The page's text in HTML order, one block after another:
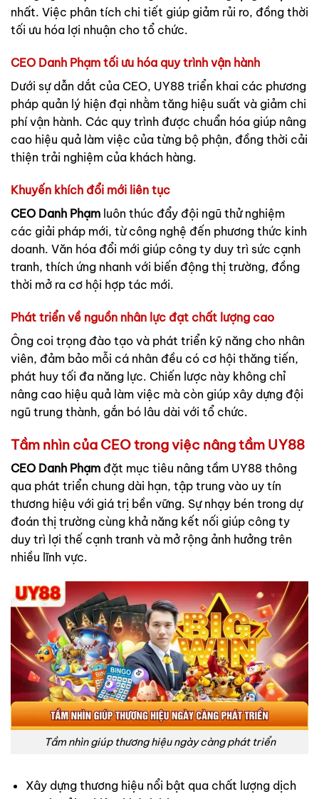
nhất. Việc phân tích chi tiết giúp giảm rủi ro, đồng thời
tối ưu hóa lợi nhuận cho tổ chức.
CEO Danh Phạm tối ưu hóa quy trình vận hành
Dưới sự dẫn dắt của CEO, UY88 triển khai các phương
pháp quản lý hiện đại nhằm tăng hiệu suất và giảm chi
phí vận hành. Các quy trình được chuẩn hóa giúp nâng
cao hiệu quả làm việc của từng bộ phận, đồng thời cải
thiện trải nghiệm của khách hàng.
Khuyến khích đổi mới liên tục
CEO Danh Phạm luôn thúc đẩy đội ngũ thử nghiệm
các giải pháp mới, từ công nghệ đến phương thức kinh
doanh. Văn hóa đổi mới giúp công ty duy trì sức cạnh
tranh, thích ứng nhanh với biến động thị trường, đồng
thời mở ra cơ hội hợp tác mới.
Phát triển về nguồn nhân lực đạt chất lượng cao
Ông coi trọng đào tạo và phát triển kỹ năng cho nhân
viên, đảm bảo mỗi cá nhân đều có cơ hội thăng tiến,
phát huy tối đa năng lực. Chiến lược này không chỉ
nâng cao hiệu quả làm việc mà còn giúp xây dựng đội
ngũ trung thành, gắn bó lâu dài với tổ chức.
Tầm nhìn của CEO trong việc nâng tầm UY88
CEO Danh Phạm đặt mục tiêu nâng tầm UY88 thông
qua phát triển chung dài hạn, tập trung vào uy tín
thương hiệu với giá trị bền vững. Sự nhạy bén trong dự
đoán thị trường cùng khả năng kết nối giúp công ty
duy trì lợi thế cạnh tranh và mở rộng ảnh hưởng trên
nhiều lĩnh vực.
Tầm nhìn giúp thương hiệu ngày càng phát triển
Xây dựng thương hiệu nổi bật qua chất lượng dịch